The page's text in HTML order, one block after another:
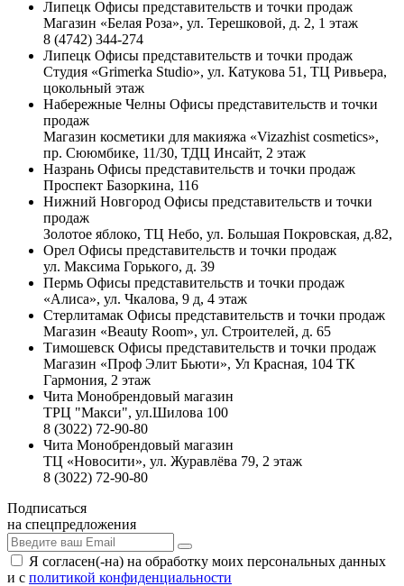
Липецк Офисы представительств и точки продаж
Магазин «Белая Роза», ул. Терешковой, д. 2, 1 этаж
8 (4742) 344-274
Липецк Офисы представительств и точки продаж
Студия «Grimerka Studio», ул. Катукова 51, ТЦ Ривьера,
цокольный этаж
Набережные Челны Офисы представительств и точки
продаж
Магазин косметики для макияжа «Vizazhist cosmetics»,
пр. Сююмбике, 11/30, ТДЦ Инсайт, 2 этаж
Назрань Офисы представительств и точки продаж
Проспект Базоркина, 116
Нижний Новгород Офисы представительств и точки
продаж
Золотое яблоко, ТЦ Небо, ул. Большая Покровская, д.82,
Орел Офисы представительств и точки продаж
ул. Максима Горького, д. 39
Пермь Офисы представительств и точки продаж
«Алиса», ул. Чкалова, 9 д, 4 этаж
Стерлитамак Офисы представительств и точки продаж
Магазин «Beauty Room», ул. Строителей, д. 65
Тимошевск Офисы представительств и точки продаж
Магазин «Проф Элит Бьюти», Ул Красная, 104 ТК
Гармония, 2 этаж
Чита Монобрендовый магазин
ТРЦ "Макси", ул.Шилова 100
8 (3022) 72-90-80
Чита Монобрендовый магазин
ТЦ «Новосити», ул. Журавлёва 79, 2 этаж
8 (3022) 72-90-80
Подписаться
на спецпредложения
Я согласен(-на) на обработку моих персональных данных
и с политикой конфиденциальности